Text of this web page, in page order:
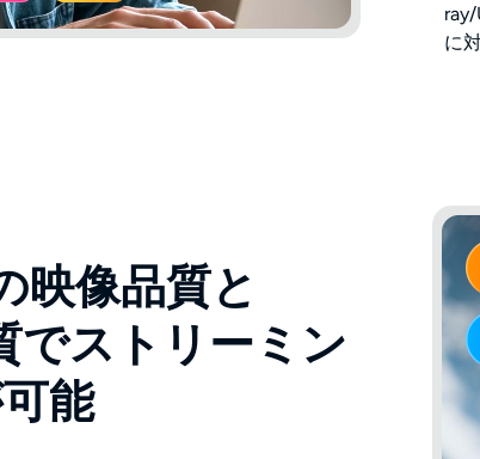
に
映像品質と
でストリーミン
能